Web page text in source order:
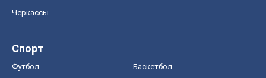
Черкассы
Спорт
Футбол Баскетбол